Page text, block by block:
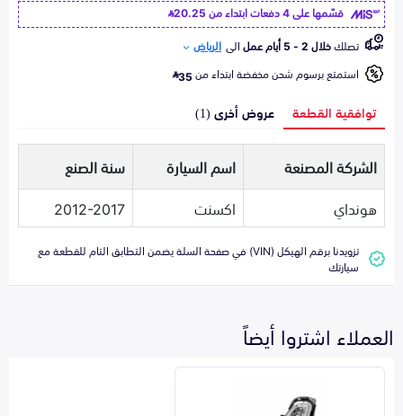
قسّمها على 4 دفعات ابتداء من
20.25
تصلكخلال 2 - 5 أيام عمل الى الرياض
استمتع برسوم شحن مخفضة ابتداء من35
توافقية القطعة عروض أخرى (1)
الشركة المصنعة اسم السيارة
سنة الصنع
هونداي
اكسنت 2012-2017
تزويدنا برقم الهيكل (VIN) في صفحة السلة يضمن التطابق التام للقطعة مع
سيارتك
العملاء اشتروا أيضاً